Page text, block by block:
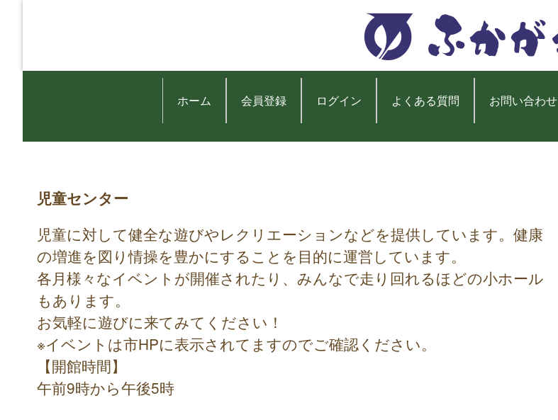
ホーム 会員登録 ログイン よくある質問 お問い合わせ
児童センター
児童に対して健全な遊びやレクリエーションなどを提供しています。健康
の増進を図り情操を豊かにすることを目的に運営しています。
各月様々なイベントが開催されたり、みんなで走り回れるほどの小ホール
もあります。
お気軽に遊びに来てみてください！
※イベントは市HPに表示されてますのでご確認ください。
【開館時間】
午前9時から午後5時